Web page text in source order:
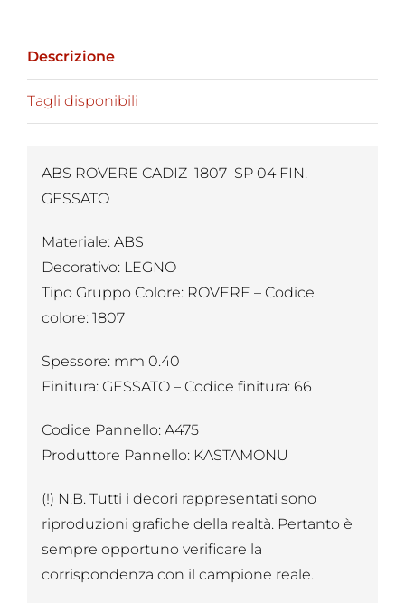
Descrizione
Tagli disponibili
ABS ROVERE CADIZ 1807 SP 04 FIN.
GESSATO
Materiale: ABS
Decorativo: LEGNO
Tipo Gruppo Colore: ROVERE – Codice
colore: 1807
Spessore: mm 0.40
Finitura: GESSATO – Codice finitura: 66
Codice Pannello: A475
Produttore Pannello: KASTAMONU
(!) N.B. Tutti i decori rappresentati sono
riproduzioni grafiche della realtà. Pertanto è
sempre opportuno verificare la
corrispondenza con il campione reale.